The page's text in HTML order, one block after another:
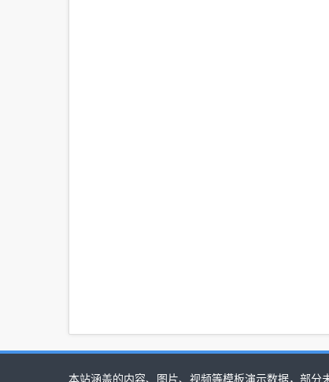
本站涵盖的内容、图片、视频等模板演示数据，部分